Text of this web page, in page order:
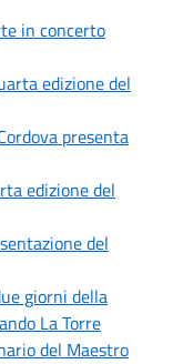
in concerto
edizione del
presenta
edizione del
del
giorni della
La Torre
del Maestro